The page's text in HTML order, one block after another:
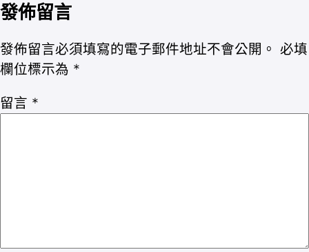
發佈留言
發佈留言必須填寫的電子郵件地址不會公開。 必填
欄位標示為 *
留言 *